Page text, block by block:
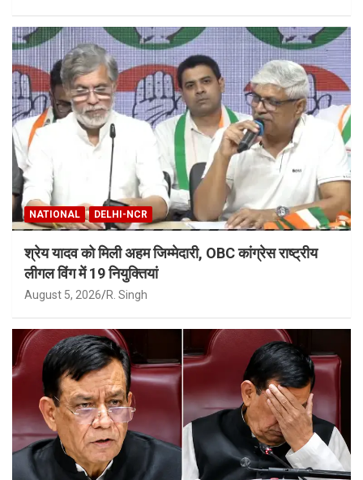
NATIONAL DELHI-NCR
श्रेय यादव को मिली अहम जिम्मेदारी, OBC कांग्रेस राष्ट्रीय
लीगल विंग में 19 नियुक्तियां
August 5, 2026 R. Singh